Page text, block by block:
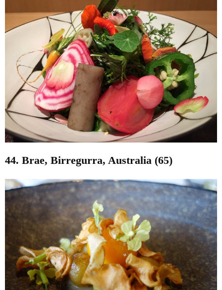
44. Brae, Birregurra, Australia (65)